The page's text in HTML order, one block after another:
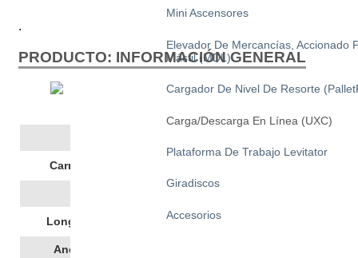
Mini Ascensores
Elevador De Mercancías, Accionado
Mástil (MDL)
Cargador De Nivel De Resorte
Carga/descarga En Línea (UXC)
Plataforma De Trabajo Levitator
Giradiscos
Accesorios
.
PRODUCTO: INFORMACIÓN GENERAL
Solicitar presupuesto
Carrera De Elevación, Mm
Longitud De La Plataforma 3000
Ancho De La Plataforma